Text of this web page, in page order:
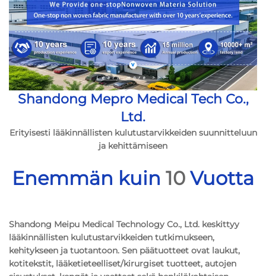
Shandong Mepro Medical Tech Co.,
Ltd.
Erityisesti lääkinnällisten kulutustarvikkeiden suunnitteluun
ja kehittämiseen
Enemmän kuin 10 Vuotta
Shandong Meipu Medical Technology Co., Ltd. keskittyy
lääkinnällisten kulutustarvikkeiden tutkimukseen,
kehitykseen ja tuotantoon. Sen päätuotteet ovat laukut,
kotitekstit, lääketieteelliset/kirurgiset tuotteet, autojen